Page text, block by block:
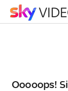
Ooooops!